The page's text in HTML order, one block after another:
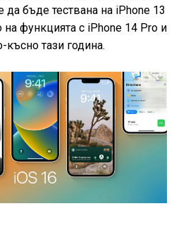
да бъде тествана на iPhone 13
на функцията с iPhone 14 Pro и
късно тази година.